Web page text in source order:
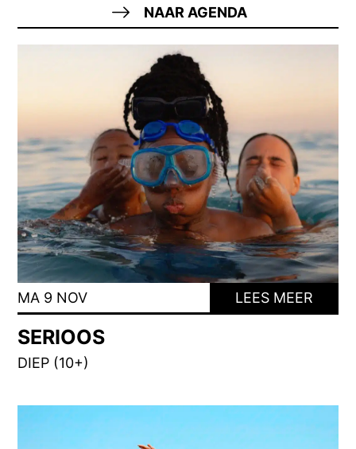
NAAR AGENDA
MA 9 NOV LEES MEER
SERIOOS
DIEP (10+)